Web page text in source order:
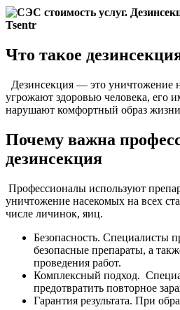
Что такое
Дезинсекция — это уничтожение
угрожают здоровью человека, его
нарушают комфортный образ
Почему важна
дезинсекция
Профессионалы используют
уничтожение насекомых на всех
числе личинок, яиц.
Безопасность. Специалисты
безопасные препараты, а
проведения работ.
Комплексный подход.
предотвратить повторное
Гарантия результата. При